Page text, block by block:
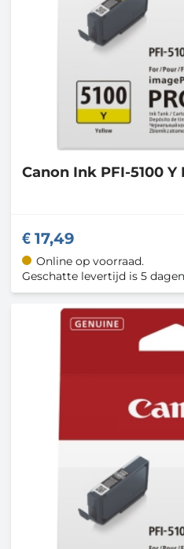
Canon Ink PFI-5100
17,49
Online op voorraad.
Geschatte levertijd is 5 dagen